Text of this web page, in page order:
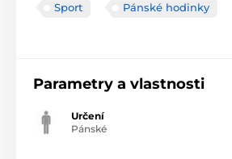
Sport Pánské hodinky
Parametry a vlastnosti
Určení
Pánské